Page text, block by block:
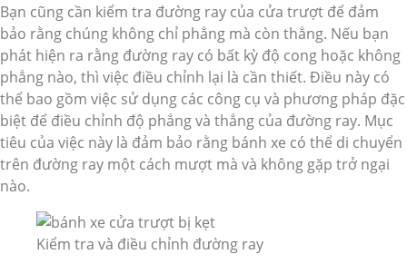
Bạn cũng cần kiểm tra đường ray của cửa trượt để đảm
bảo rằng chúng không chỉ phẳng mà còn thẳng. Nếu bạn
phát hiện ra rằng đường ray có bất kỳ độ cong hoặc không
phẳng nào, thì việc điều chỉnh lại là cần thiết. Điều này có
thể bao gồm việc sử dụng các công cụ và phương pháp đặc
biệt để điều chỉnh độ phẳng và thẳng của đường ray. Mục
tiêu của việc này là đảm bảo rằng bánh xe có thể di chuyển
trên đường ray một cách mượt mà và không gặp trở ngại
nào.
Kiểm tra và điều chỉnh đường ray